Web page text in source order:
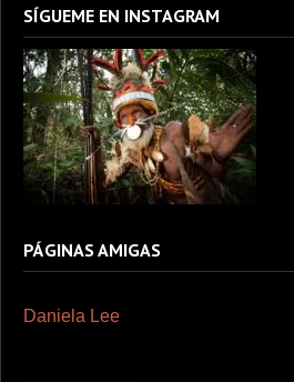
SÍGUEME EN INSTAGRAM
PÁGINAS AMIGAS
Daniela Lee